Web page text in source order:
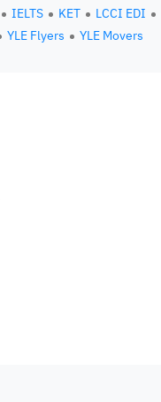
IELTS KET LCCI EDI
YLE Flyers YLE Movers